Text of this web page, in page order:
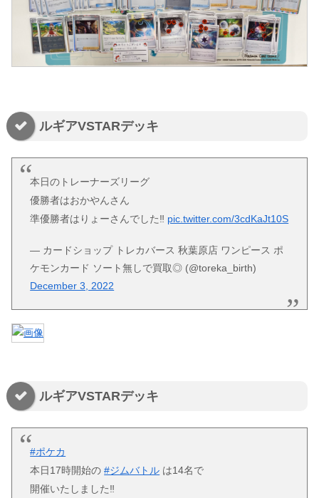
ルギアVSTARデッキ
本日のトレーナーズリーグ
優勝者はおかやんさん
準優勝者はりょーさんでした‼️ pic.twitter.com/3cdKaJt10S
— カードショップ トレカバース 秋葉原店 ワンピース ポ
ケモンカード ソート無しで買取◎ (@toreka_birth)
December 3, 2022
ルギアVSTARデッキ
#ポケカ
本日17時開始の#ジムバトル は14名で
開催いたしました‼️